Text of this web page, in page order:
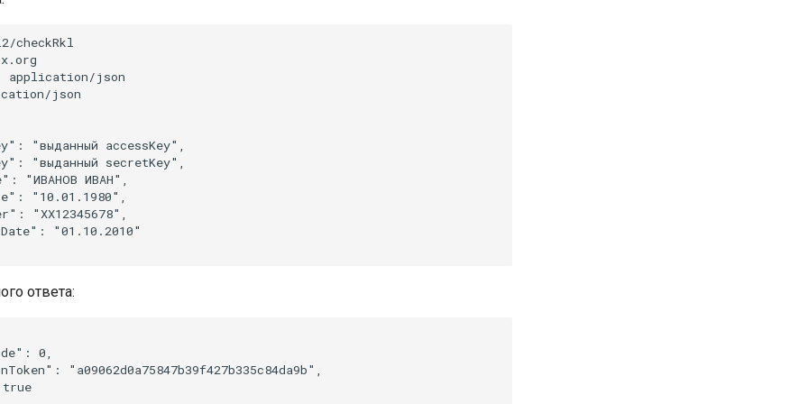
checkRkl
application/json
json
"выданный accessKey",
"выданный secretKey",
"ИВАНОВ ИВАН",
"10.01.1980",
"XX12345678",
"01.10.2010"
ответа:
0,
"a09062d0a75847b39f427b335c84da9b",